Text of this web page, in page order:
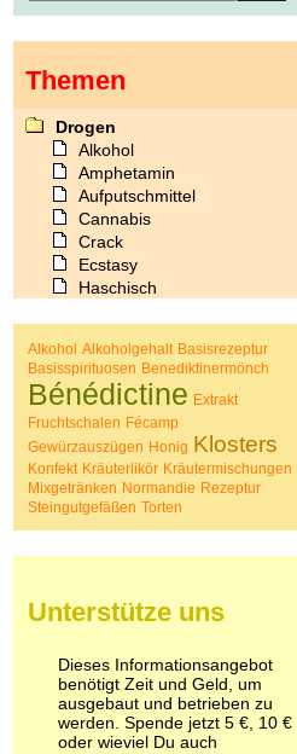
Themen
Drogen
Alkohol
Amphetamin
Aufputschmittel
Cannabis
Crack
Ecstasy
Haschisch
Koffein
Kokain
Lachgas
LSD
Marihuana
Medikamente
Meskalin
Metamphetamin
Morphin
Nikotin
Poppers
Psychopharmaka
Schlafmittel
Schmerzmittel
Alkohol Alkoholgehalt Basisrezeptur
Basisspirituosen Benediktinermönch
Bénédictine Extrakt
Fruchtschalen Fécamp
Gewürzauszügen Honig Klosters
Konfekt Kräuterlikör Kräutermischungen
Mixgetränken Normandie Rezeptur
Steingutgefäßen Torten
Unterstütze uns
Dieses Informationsangebot
benötigt Zeit und Geld, um
ausgebaut und betrieben zu
werden. Spende jetzt 5 €, 10 €
oder wieviel Du auch